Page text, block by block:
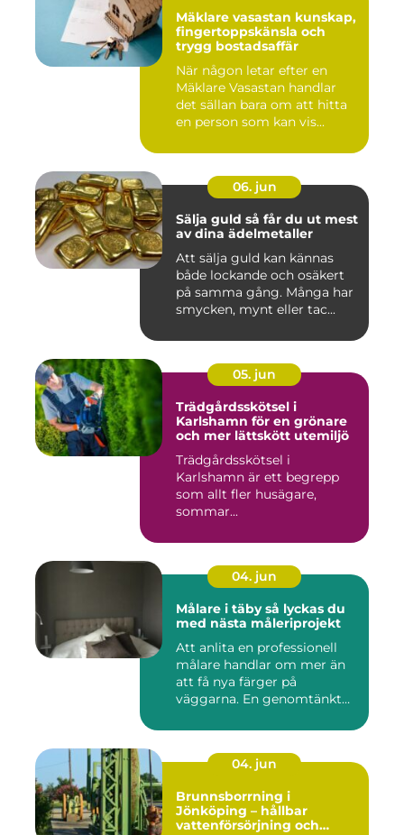
Mäklare vasastan kunskap,
fingertoppskänsla och
trygg bostadsaffär
När någon letar efter en
Mäklare Vasastan handlar
det sällan bara om att hitta
en person som kan vis...
06. jun
Sälja guld så får du ut mest
av dina ädelmetaller
Att sälja guld kan kännas
både lockande och osäkert
på samma gång. Många har
smycken, mynt eller tac...
05. jun
Trädgårdsskötsel i
Karlshamn för en grönare
och mer lättskött utemiljö
Trädgårdsskötsel i
Karlshamn är ett begrepp
som allt fler husägare,
sommar...
04. jun
Målare i täby så lyckas du
med nästa måleriprojekt
Att anlita en professionell
målare handlar om mer än
att få nya färger på
väggarna. En genomtänkt
04. jun
Brunnsborrning i
Jönköping – hållbar
vattenförsörjning och